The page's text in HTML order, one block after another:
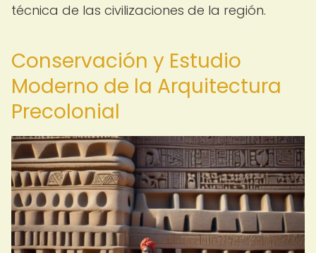
técnica de las civilizaciones de la región.
Conservación y Estudio
Moderno de la Arquitectura
Precolonial